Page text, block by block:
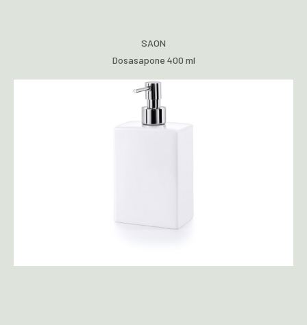
SAON
Dosasapone 400 ml